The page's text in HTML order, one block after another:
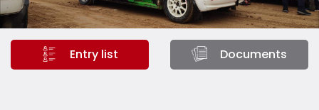
Entry list Documents